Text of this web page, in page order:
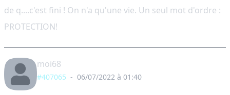
de q....c'est fini ! On n'a qu'une vie. Un seul mot d'ordre :
PROTECTION!
moi68
#407065 - 06/07/2022 à 01:40